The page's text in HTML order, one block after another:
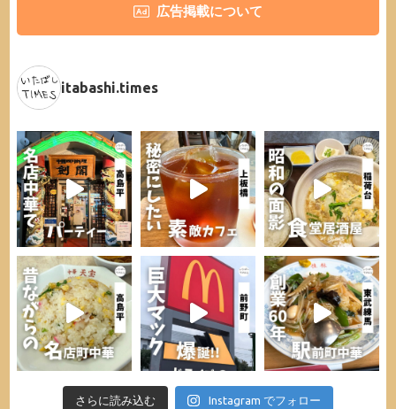
広告掲載について
itabashi.times
さらに読み込む Instagram でフォロー